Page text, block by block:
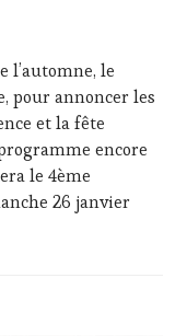
l’automne, le
pour annoncer les
et la fête
encore
le 4ème
26 janvier
de l’IGP France !